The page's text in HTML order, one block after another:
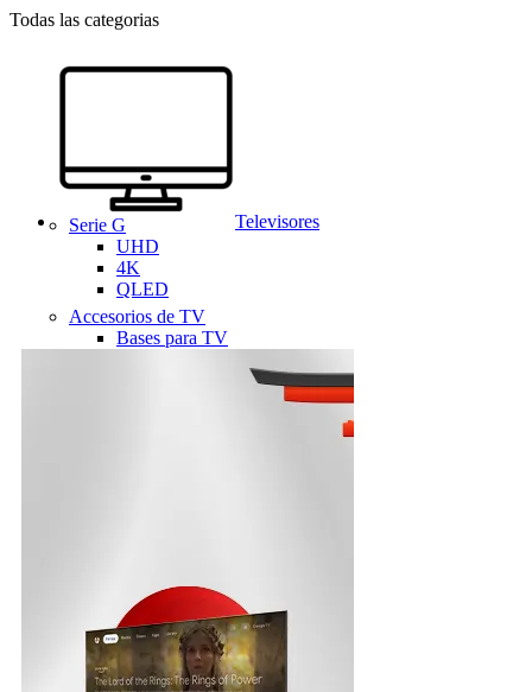
Todas las categorias
Televisores
Serie G
UHD
4K
QLED
Accesorios de TV
Bases para TV